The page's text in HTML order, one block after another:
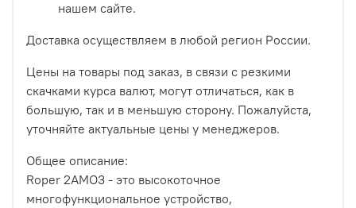
нашем сайте.
Доставка осуществляем в любой регион России.
Цены на товары под заказ, в связи с резкими
скачками курса валют, могут отличаться, как в
большую, так и в меньшую сторону. Пожалуйста,
уточняйте актуальные цены у менеджеров.
Общее описание:
Roper 2AMO3 - это высокоточное
многофункциональное устройство,